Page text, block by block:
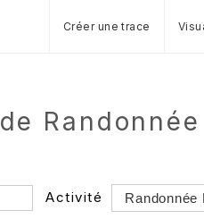
Créer une trace
Activité